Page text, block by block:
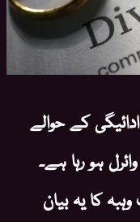
کے حوالے
ہو رہا ہے۔
کا یہ بیان